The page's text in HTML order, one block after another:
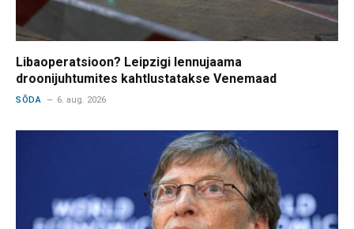
Libaoperatsioon? Leipzigi lennujaama
droonijuhtumites kahtlustatakse Venemaad
SÕDA 6. aug. 2026